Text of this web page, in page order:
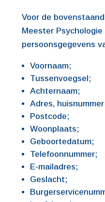
Voor de
Meester
persoonsgegevens
Voornaam;
Tussenvoegsel;
Achternaam;
Adres,
Postcode;
Woonplaats;
Geboortedatum;
Telefoonnummer;
E-mailadres;
Geslacht;